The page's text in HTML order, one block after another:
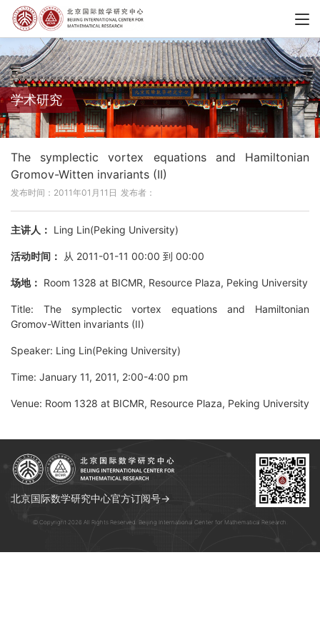
学术研究
The symplectic vortex equations and Hamiltonian
Gromov-Witten invariants (II)
发布时间：2011年01月11日 发布者：
主讲人： Ling Lin(Peking University)
活动时间： 从 2011-01-11 00:00 到 00:00
场地： Room 1328 at BICMR, Resource Plaza, Peking University
Title: The symplectic vortex equations and Hamiltonian
Gromov-Witten invariants (II)
Speaker: Ling Lin(Peking University)
Time: January 11, 2011, 2:00-4:00 pm
Venue: Room 1328 at BICMR, Resource Plaza, Peking University
北京国际数学研究中心官方订阅号→
© Copyright 2026 All Rights Reserved. Beijing International Center for Mathematical Research.